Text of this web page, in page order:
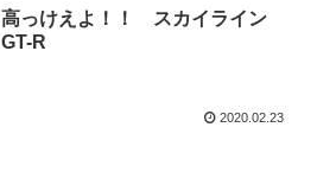
高っけえよ！！ スカイライン
GT-R
2020.02.23